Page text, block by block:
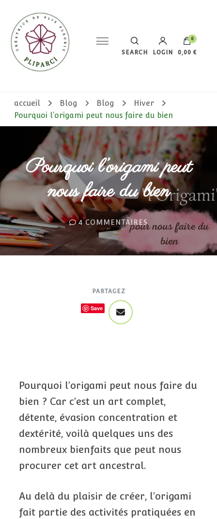
SEARCH LOGIN
0
0,00 €
accueil Blog Blog
Hiver
Pourquoi l’origami peut nous faire du bien
Pourquoi l’origami peut
nous faire du bien
4 COMMENTAIRES
PARTAGEZ
Save
Pourquoi l’origami peut nous faire du
bien ? Car c’est un art complet,
détente, évasion concentration et
dextérité, voilà quelques uns des
nombreux bienfaits que peut nous
procurer cet art ancestral.
Au delà du plaisir de créer, l’origami
fait partie des activités pratiquées en